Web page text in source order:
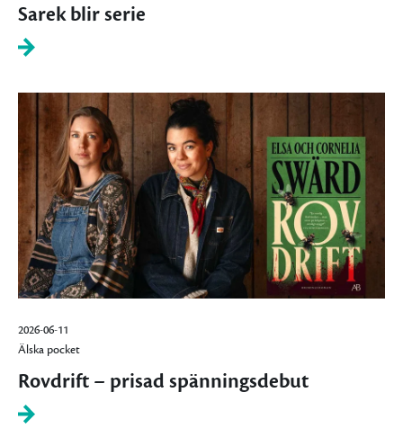
Sarek blir serie
2026-06-11
Älska pocket
Rovdrift – prisad spänningsdebut